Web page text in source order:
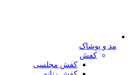
مد و پوشاک
کفش
کفش مجلسی